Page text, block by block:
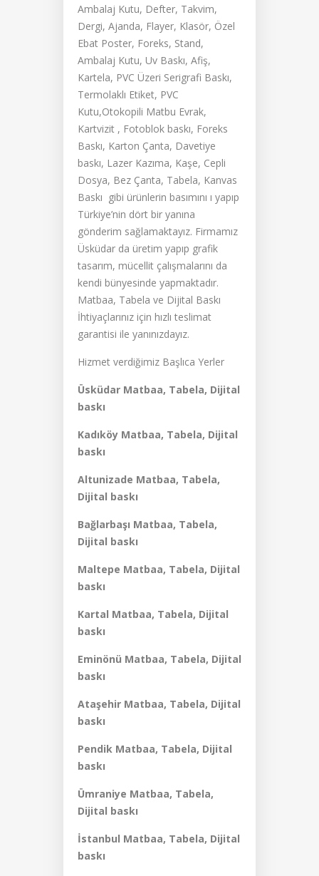
Ambalaj Kutu, Defter, Takvim,
Dergi, Ajanda, Flayer, Klasör, Özel
Ebat Poster, Foreks, Stand,
Ambalaj Kutu, Uv Baskı, Afiş,
Kartela, PVC Üzeri Serigrafi Baskı,
Termolaklı Etiket, PVC
Kutu,Otokopili Matbu Evrak,
Kartvizit , Fotoblok baskı, Foreks
Baskı, Karton Çanta, Davetiye
baskı, Lazer Kazıma, Kaşe, Cepli
Dosya, Bez Çanta, Tabela, Kanvas
Baskı gibi ürünlerin basımını ı yapıp
Türkiye’nin dört bir yanına
gönderim sağlamaktayız. Firmamız
Üsküdar da üretim yapıp grafik
tasarım, mücellit çalışmalarını da
kendi bünyesinde yapmaktadır.
Matbaa, Tabela ve Dijital Baskı
İhtiyaçlarınız için hızlı teslimat
garantisi ile yanınızdayız.
Hizmet verdiğimiz Başlıca Yerler
Üsküdar Matbaa, Tabela, Dijital
baskı
Kadıköy Matbaa, Tabela, Dijital
baskı
Altunizade Matbaa, Tabela,
Dijital baskı
Bağlarbaşı Matbaa, Tabela,
Dijital baskı
Maltepe Matbaa, Tabela, Dijital
baskı
Kartal Matbaa, Tabela, Dijital
baskı
Eminönü Matbaa, Tabela, Dijital
baskı
Ataşehir Matbaa, Tabela, Dijital
baskı
Pendik Matbaa, Tabela, Dijital
baskı
Ümraniye Matbaa, Tabela,
Dijital baskı
İstanbul Matbaa, Tabela, Dijital
baskı